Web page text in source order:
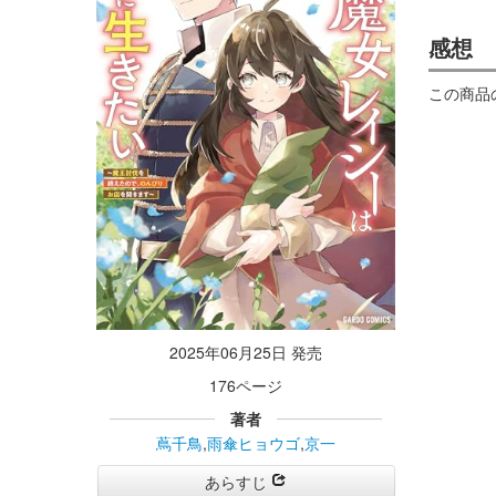
2025年06月25日 発売
176ページ
著者
蔦千鳥,雨傘ヒョウゴ,京一
あらすじ
感想
この商品